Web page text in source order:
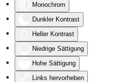
Monochrom
Dunkler Kontrast
Heller Kontrast
Niedrige Sättigung
Hohe Sättigung
Links hervorheben